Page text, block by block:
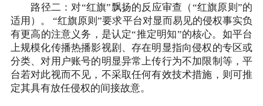
路径二：对“红旗”飘扬的反应审查（“红旗原则”的
适用）。 “红旗原则”要求平台对显而易见的侵权事实负
有更高的注意义务，是认定“推定明知”的核心。如平台
上规模化传播热播影视剧、存在明显指向侵权的专区或
分类、对用户账号的明显异常上传行为不加限制等，平
台若对此视而不见，不采取任何有效技术措施，则可推
定其具有放任侵权的间接故意。